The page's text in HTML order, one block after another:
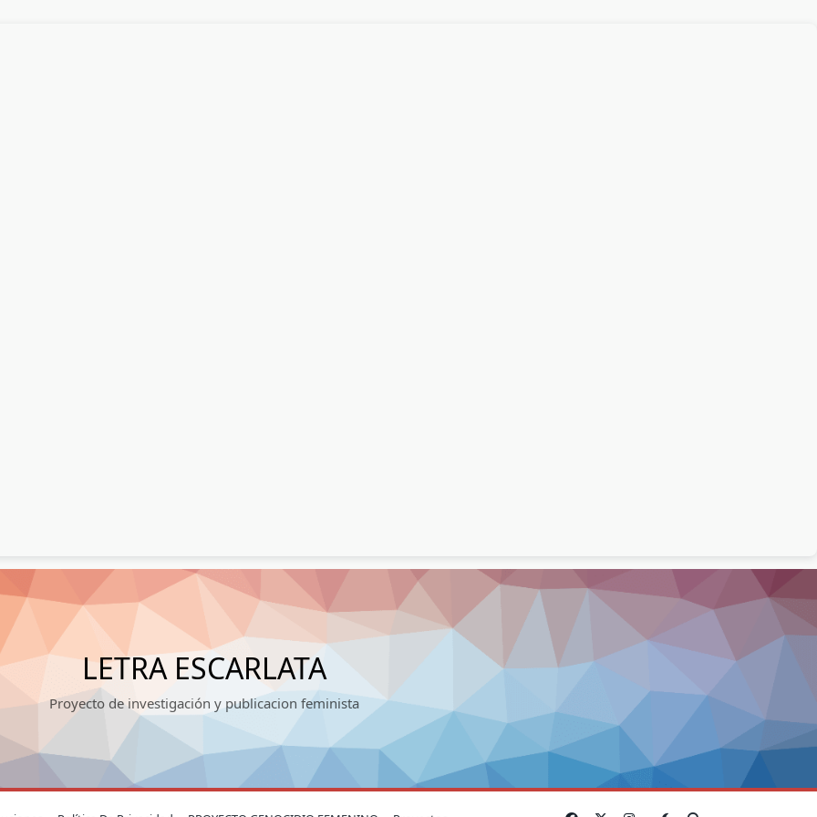
LETRA ESCARLATA
Proyecto de investigación y publicacion feminista